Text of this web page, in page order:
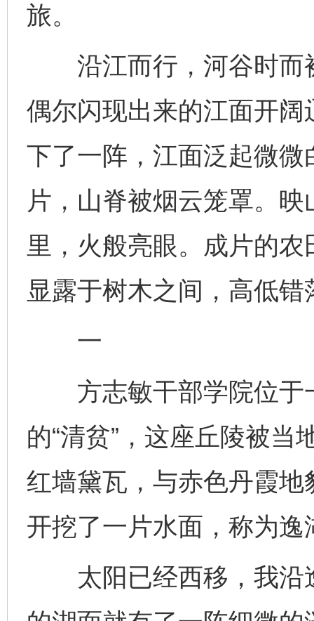
旅。
沿江而行，河谷时而
偶尔闪现出来的江面开
下了一阵，江面泛起微
片，山脊被烟云笼罩。
里，火般亮眼。成片的
显露于树木之间，高低错
一
方志敏干部学院位于
的“清贫”，这座丘陵被当
红墙黛瓦，与赤色丹霞
开挖了一片水面，称为逸
太阳已经西移，我沿